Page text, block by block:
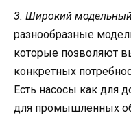
3. Широкий
разнообразные
которые позволяют
конкретных
Есть насосы как для
для промышленных